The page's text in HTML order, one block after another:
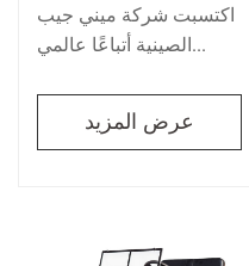
اكتسبت شركة ميني جيب
الصينية أتباعًا عالمي...
عرض المزيد